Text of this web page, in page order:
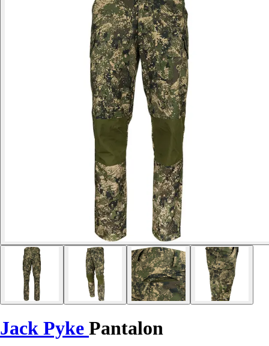
Jack Pyke Pantalon